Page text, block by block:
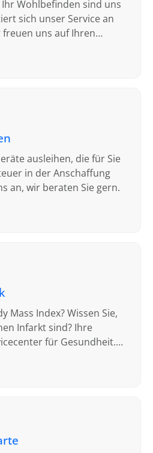
Wohlbefinden sind uns
sich unser Service an
uns auf Ihren
ausleihen, die für Sie
in der Anschaffung
an, wir beraten Sie gern.
Mass Index? Wissen Sie,
Infarkt sind? Ihre
für Gesundheit.
Tests wir anbieten.